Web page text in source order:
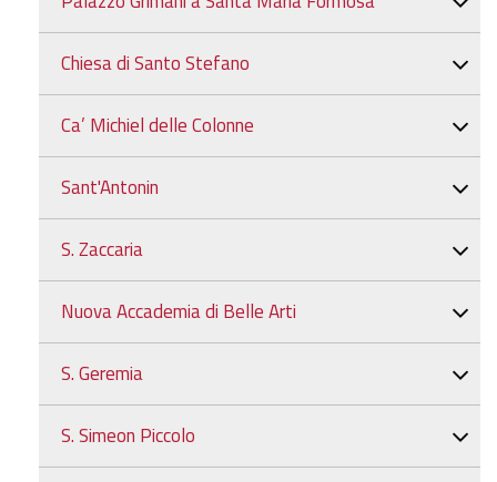
Chiesa di Santo Stefano
Ca’ Michiel delle Colonne
Sant'Antonin
S. Zaccaria
Nuova Accademia di Belle Arti
S. Geremia
S. Simeon Piccolo